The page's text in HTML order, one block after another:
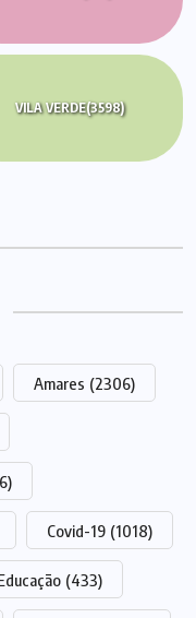
VILA VERDE(3598)
Amares (2306)
Covid-19 (1018)
(433)